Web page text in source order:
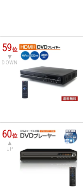
59位
DOWN
60位
UP